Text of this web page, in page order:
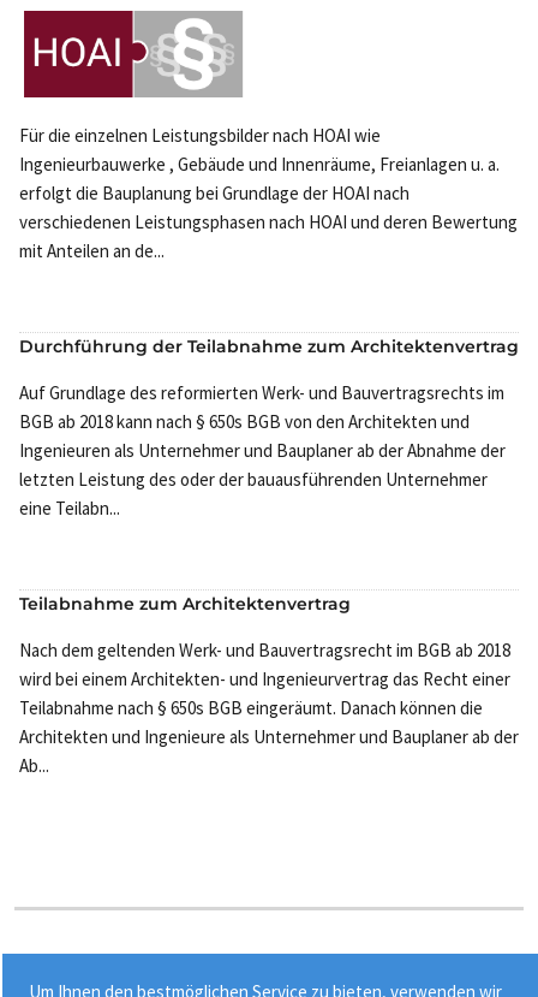
Für die einzelnen Leistungsbilder nach HOAI wie
Ingenieurbauwerke , Gebäude und Innenräume, Freianlagen u. a.
erfolgt die Bauplanung bei Grundlage der HOAI nach
verschiedenen Leistungsphasen nach HOAI und deren Bewertung
mit Anteilen an de...
Durchführung der Teilabnahme zum Architektenvertrag
Auf Grundlage des reformierten Werk- und Bauvertragsrechts im
BGB ab 2018 kann nach § 650s BGB von den Architekten und
Ingenieuren als Unternehmer und Bauplaner ab der Abnahme der
letzten Leistung des oder der bauausführenden Unternehmer
eine Teilabn...
Teilabnahme zum Architektenvertrag
Nach dem geltenden Werk- und Bauvertragsrecht im BGB ab 2018
wird bei einem Architekten- und Ingenieurvertrag das Recht einer
Teilabnahme nach § 650s BGB eingeräumt. Danach können die
Architekten und Ingenieure als Unternehmer und Bauplaner ab der
Ab...
Stichworte:
Um Ihnen den bestmöglichen Service zu bieten, verwenden wir